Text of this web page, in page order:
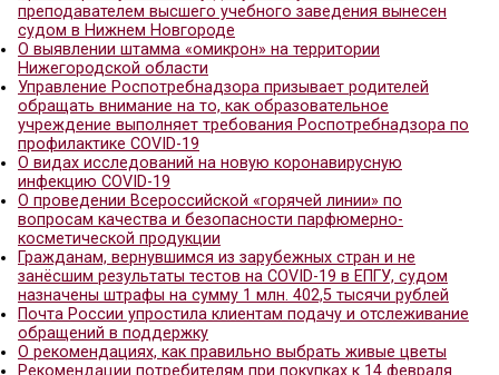
Главная»Информация для населения»2022 год
20 вопросов о «постковидном синдроме»
В Нижегородской области по материалам
природоохранной прокуратуры по факту
сточными водами земель государственного
фонда возбуждено уголовное дело
5 вопросов о штамме «омикрон»
Приговор по уголовному делу о получение
преподавателем высшего учебного заведения
судом в Нижнем Новгороде
О выявлении штамма «омикрон» на территории
Нижегородской области
Управление Роспотребнадзора призывает
обращать внимание на то, как образовательное